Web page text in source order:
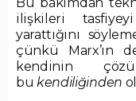
ilişkileri
yarattığını
çünkü Marx’ın
kendinin
bukendiliğinden